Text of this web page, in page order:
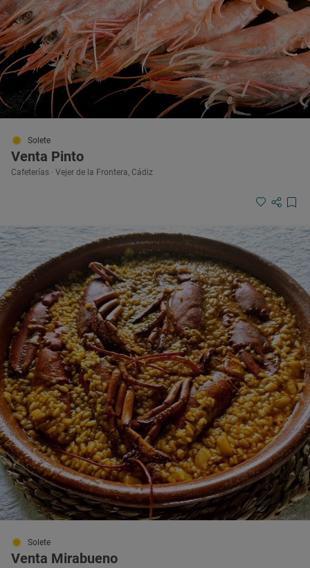
Solete
Venta Pinto
Cafeterías · Vejer de la Frontera, Cádiz
Solete
Venta Mirabueno